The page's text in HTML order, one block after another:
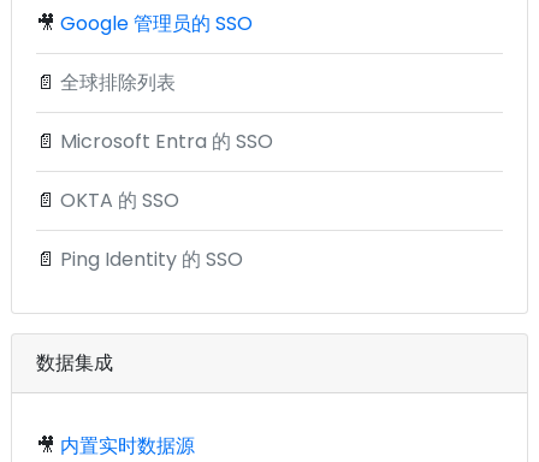
🎥 Google 管理员的 SSO
📄 全球排除列表
📄 Microsoft Entra 的 SSO
📄 OKTA 的 SSO
📄 Ping Identity 的 SSO
数据集成
🎥 内置实时数据源